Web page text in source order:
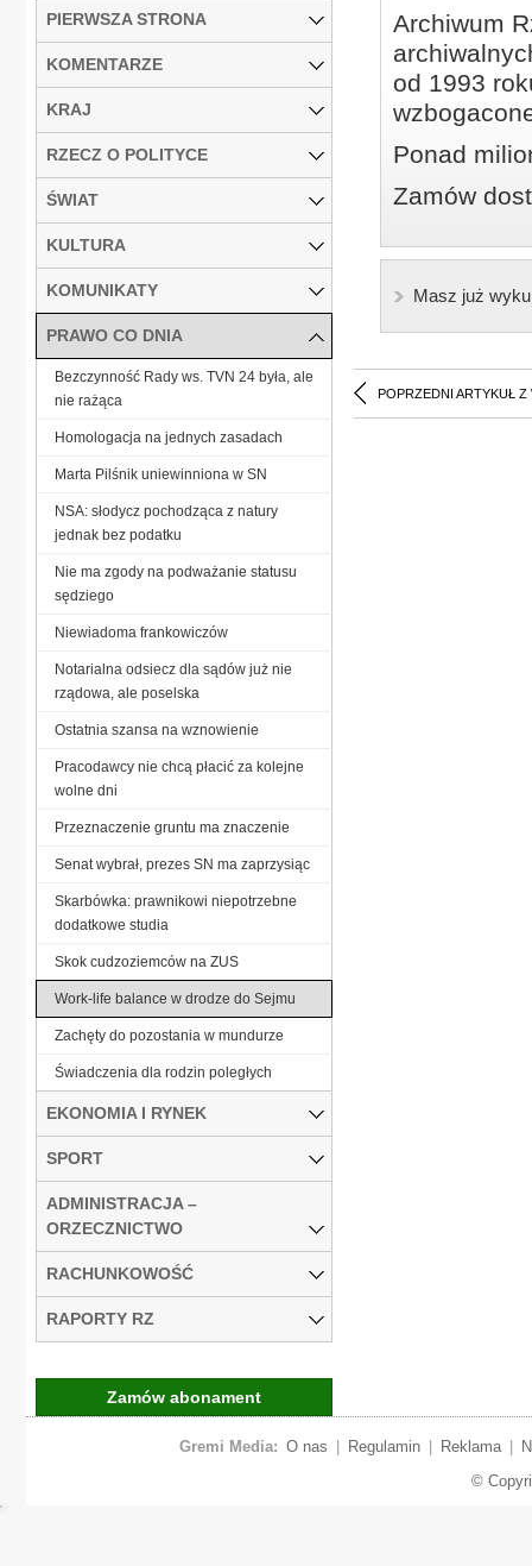
Archiwum
od 1993
Ponad
Zamów
Masz już
POPRZEDNI ARTYKUŁ Z
PIERWSZA STRONA
KOMENTARZE
KRAJ
RZECZ O POLITYCE
ŚWIAT
KULTURA
KOMUNIKATY
PRAWO CO DNIA
Bezczynność Rady ws. TVN 24 była, ale
nie rażąca
Homologacja na jednych zasadach
Marta Pilśnik uniewinniona w SN
NSA: słodycz pochodząca z natury
jednak bez podatku
Nie ma zgody na podważanie statusu
sędziego
Niewiadoma frankowiczów
Notarialna odsiecz dla sądów już nie
rządowa, ale poselska
Ostatnia szansa na wznowienie
Pracodawcy nie chcą płacić za kolejne
wolne dni
Przeznaczenie gruntu ma znaczenie
Senat wybrał, prezes SN ma zaprzysiąc
Skarbówka: prawnikowi niepotrzebne
dodatkowe studia
Skok cudzoziemców na ZUS
Work-life balance w drodze do Sejmu
Zachęty do pozostania w mundurze
Świadczenia dla rodzin poległych
EKONOMIA I RYNEK
SPORT
ADMINISTRACJA –
ORZECZNICTWO
RACHUNKOWOŚĆ
RAPORTY RZ
Zamów abonament
Gremi Media: O nas Regulamin Reklama
©